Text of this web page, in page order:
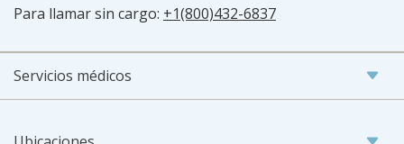
Para llamar sin cargo: +1(800)432-6837
Servicios médicos